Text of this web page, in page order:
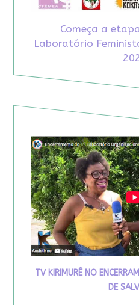
Começa a
Laboratório
TV KIRIMURÊ NO
DE